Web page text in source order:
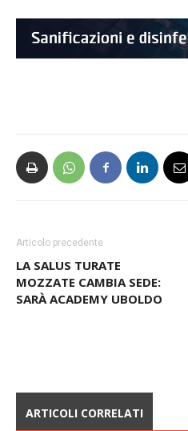
Articolo precedente
LA SALUS TURATE
MOZZATE CAMBIA SEDE:
SARÀ ACADEMY UBOLDO
ARTICOLI CORRELATI